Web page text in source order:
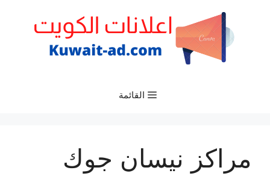
القائمة
مراكز نيسان جوك